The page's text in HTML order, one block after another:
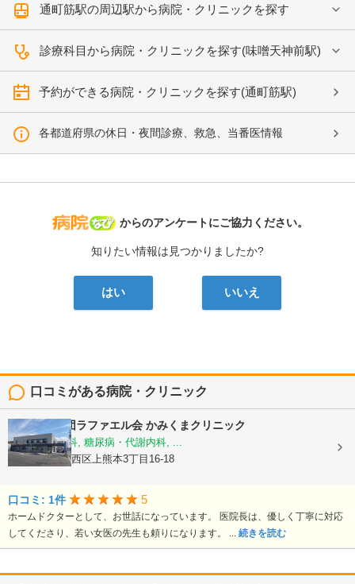
通町筋駅の周辺駅から病院・クリニックを探す
診療科目から病院・クリニックを探す(味噌天神前駅)
予約ができる病院・クリニックを探す(通町筋駅)
各都道府県の休日・夜間診療、救急、当番医情報
病院なび
からのアンケートにご協力ください。
知りたい情報は見つかりましたか?
はい いいえ
口コミがある病院・クリニック
医療法人社団ラファエル会 かみくまクリニック
整形外科, 内科, 糖尿病・代謝内科, ...
熊本県熊本市西区上熊本3丁目16-18
口コミ: 1件 5
ホームドクターとして、お世話になっています。 医院長は、優しく丁寧に対応
してくださり、若い女医の先生も頼りになります。 ... 続きを読む